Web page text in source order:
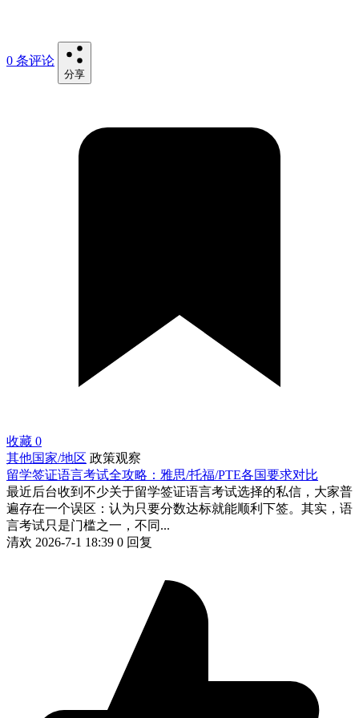
0 条评论
分享
收藏 0
其他国家/地区 政策观察
留学签证语言考试全攻略：雅思/托福/PTE各国要求对比
最近后台收到不少关于留学签证语言考试选择的私信，大家普
遍存在一个误区：认为只要分数达标就能顺利下签。其实，语
言考试只是门槛之一，不同...
清欢 2026-7-1 18:39 0 回复